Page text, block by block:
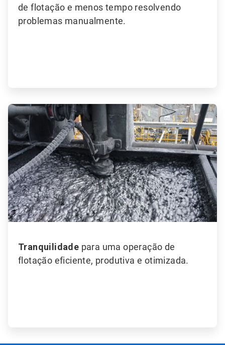
de flotação e menos tempo resolvendo
problemas manualmente.
ArticleTile
6
Tranquilidade para uma operação de
flotação eficiente, produtiva e otimizada.